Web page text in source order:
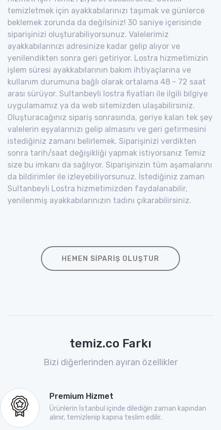
temizletmek için ayakkabılarınızı taşımak ve günlerce
beklemek zorunda da değilsiniz! 30 saniye içerisinde
siparişinizi oluşturabiliyorsunuz. Valelerimiz
ayakkabılarınızı adresinize kadar gelip alıyor ve
yenilendikten sonra geri getiriyor. Lostra hizmetimizin
işlem süresi ayakkabılarının bakım ihtiyaçlarına ve
kullanım durumuna bağlı olarak ortalama 48 - 72 saat
arası sürüyor. Sultanbeyli lostra fiyatları ile ilgili bilgiye
uygulamamız ya da web sitemizden ulaşabilirsiniz.
Oluşturacağınız sipariş sonrasında, geriye kalan tek şey
valelerin eşyalarınızı gelip almasını ve geri getirmesini
istediğiniz zamanı belirlemek. Siparişinizi verdikten
sonra tarih/saat değişikliği yapmak istiyorsanız Temiz
size bu imkanı da sağlıyor. Siparişinizin tüm aşamalarını
da bildirimler ile izleyebiliyorsunuz. İstediğiniz zaman
Sultanbeyli Lostra hizmetimizden faydalanabilir,
yenilenmiş ayakkabılarınızın tadını çıkarabilirsiniz.
HEMEN SIPARIŞ OLUŞTUR
temiz.co Farkı
Bizi diğerlerinden ayıran özellikler
Premium Hizmet
Ürünlerin İstanbul içinde dilediğin zaman kapından
alınır, temizlenip kapına teslim edilir.